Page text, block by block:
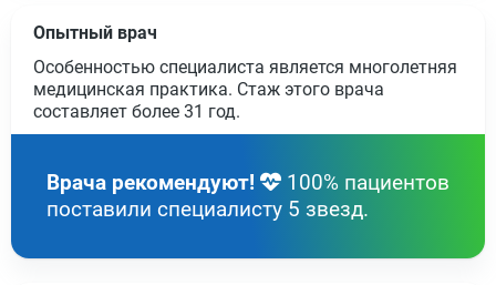
Опытный врач
Особенностью специалиста является многолетняя
медицинская практика. Стаж этого врача
составляет более 31 год.
Врача рекомендуют!
100% пациентов
поставили специалисту 5 звезд.